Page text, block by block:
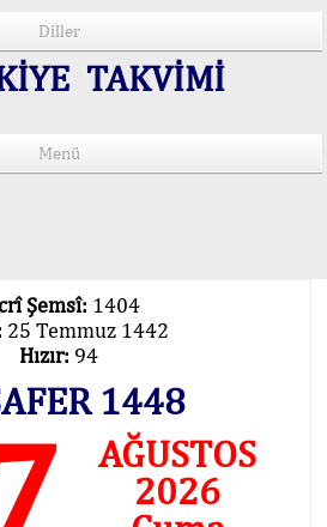
Diller
TAKVİMİ
Menü
Şemsî: 1404
25 Temmuz 1442
Hızır: 94
1448
AĞUSTOS
2026